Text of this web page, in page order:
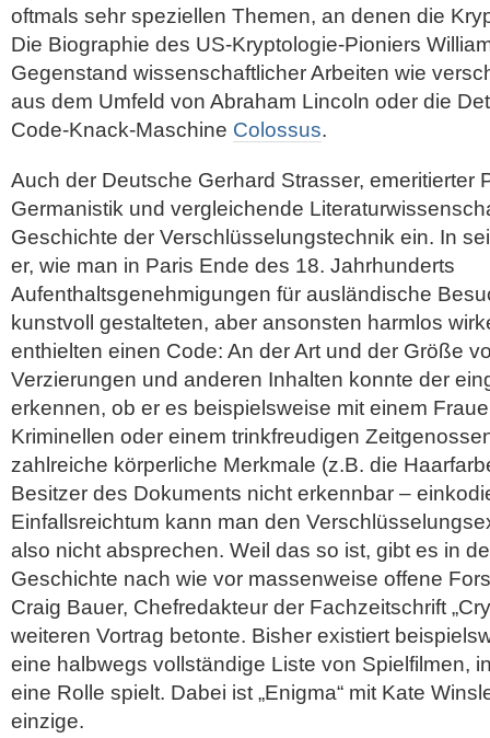
oftmals sehr speziellen Themen, an denen die
Die Biographie des US-Kryptologie-Pioniers
Gegenstand wissenschaftlicher Arbeiten wie
aus dem Umfeld von Abraham Lincoln oder die
Code-Knack-Maschine Colossus.
Auch der Deutsche Gerhard Strasser, emeritierter
Germanistik und vergleichende
Geschichte der Verschlüsselungstechnik ein. In
er, wie man in Paris Ende des 18. Jahrhunderts
Aufenthaltsgenehmigungen für ausländische
kunstvoll gestalteten, aber ansonsten harmlos
enthielten einen Code: An der Art und der Größe
Verzierungen und anderen Inhalten konnte der
erkennen, ob er es beispielsweise mit einem
Kriminellen oder einem trinkfreudigen
zahlreiche körperliche Merkmale (z.B. die
Besitzer des Dokuments nicht erkennbar –
Einfallsreichtum kann man den
also nicht absprechen. Weil das so ist, gibt es in
Geschichte nach wie vor massenweise offene
Craig Bauer, Chefredakteur der Fachzeitschrift
weiteren Vortrag betonte. Bisher existiert
eine halbwegs vollständige Liste von Spielfilmen,
eine Rolle spielt. Dabei ist „Enigma“ mit Kate
einzige.